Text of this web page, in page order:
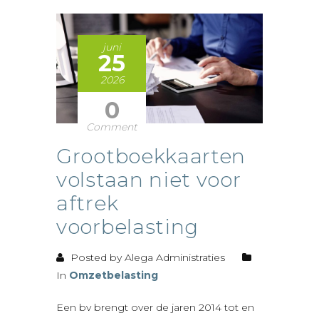
juni
25
2026
0
Comment
Grootboekkaarten
volstaan niet voor
aftrek
voorbelasting
Posted by Alega Administraties
In Omzetbelasting
Een bv brengt over de jaren 2014 tot en